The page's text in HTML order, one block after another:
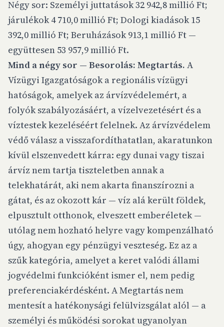
Négy sor: Személyi juttatások 32 942,8 millió Ft;
járulékok 4 710,0 millió Ft; Dologi kiadások 15
392,0 millió Ft; Beruházások 913,1 millió Ft —
együttesen 53 957,9 millió Ft.
Mind a négy sor — Besorolás: Megtartás. A
Vízügyi Igazgatóságok a regionális vízügyi
hatóságok, amelyek az árvízvédelemért, a
folyók szabályozásáért, a vízelvezetésért és a
víztestek kezeléséért felelnek. Az árvízvédelem
védő válasz a visszafordíthatatlan, akaratunkon
kívül elszenvedett kárra: egy dunai vagy tiszai
árvíz nem tartja tiszteletben annak a
telekhatárát, aki nem akarta finanszírozni a
gátat, és az okozott kár — víz alá került földek,
elpusztult otthonok, elveszett emberéletek —
utólag nem hozható helyre vagy kompenzálható
úgy, ahogyan egy pénzügyi veszteség. Ez az a
szűk kategória, amelyet a keret valódi állami
jogvédelmi funkcióként ismer el, nem pedig
preferenciakérdésként. A Megtartás nem
mentesít a hatékonysági felülvizsgálat alól — a
személyi és működési sorokat ugyanolyan